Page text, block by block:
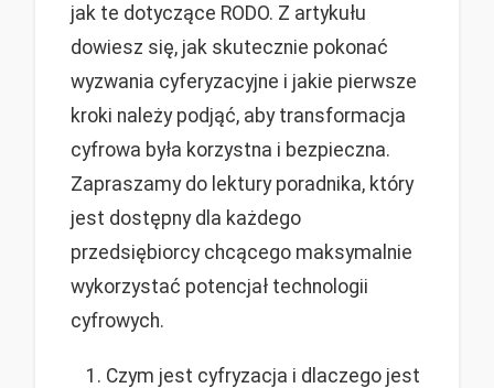
jak te dotyczące RODO. Z artykułu
dowiesz się, jak skutecznie pokonać
wyzwania cyferyzacyjne i jakie pierwsze
kroki należy podjąć, aby transformacja
cyfrowa była korzystna i bezpieczna.
Zapraszamy do lektury poradnika, który
jest dostępny dla każdego
przedsiębiorcy chcącego maksymalnie
wykorzystać potencjał technologii
cyfrowych.
Czym jest cyfryzacja i dlaczego jest